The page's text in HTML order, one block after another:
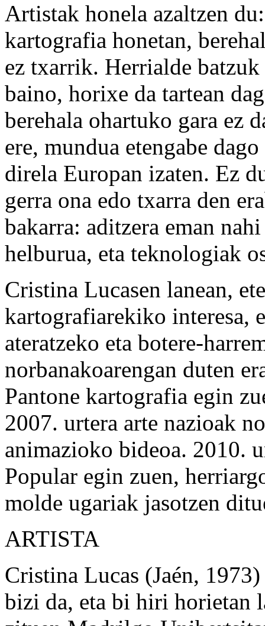
Artistak honela azaltzen
kartografia honetan,
ez txarrik. Herrialde batzuk
baino, horixe da tartean
berehala ohartuko gara ez
ere, mundua etengabe
direla Europan izaten. Ez
gerra ona edo txarra den
bakarra: aditzera eman
helburua, eta teknologiak
Cristina Lucasen lanean,
kartografiarekiko interesa,
ateratzeko eta botere-
norbanakoarengan duten
Pantone kartografia egin
2007. urtera arte nazioak
animazioko bideoa. 2010.
Popular egin zuen,
molde ugariak jasotzen
ARTISTA
Cristina Lucas (Jaén,
bizi da, eta bi hiri horietan